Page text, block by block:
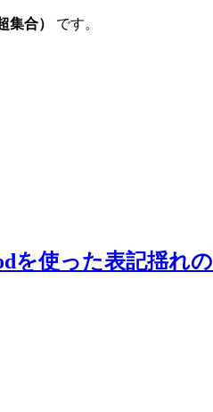
集合） です。
使った表記揺れの